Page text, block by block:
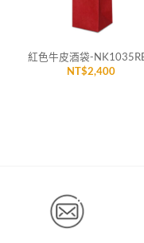
紅色牛皮酒袋-
NT$2,400